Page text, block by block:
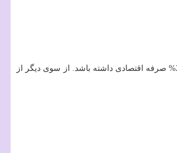
· تأمین تجهیزات آشپزخانه صنعتی. از آنجا که شرکت شف یار خود تولید کننده تجهیزات رستوران است، این اطمینان را به شما می دهیم که تأمین تجهیزات برای شما حداقل 25% صرفه اقتصادی داشته باشد. از سوی دیگر از